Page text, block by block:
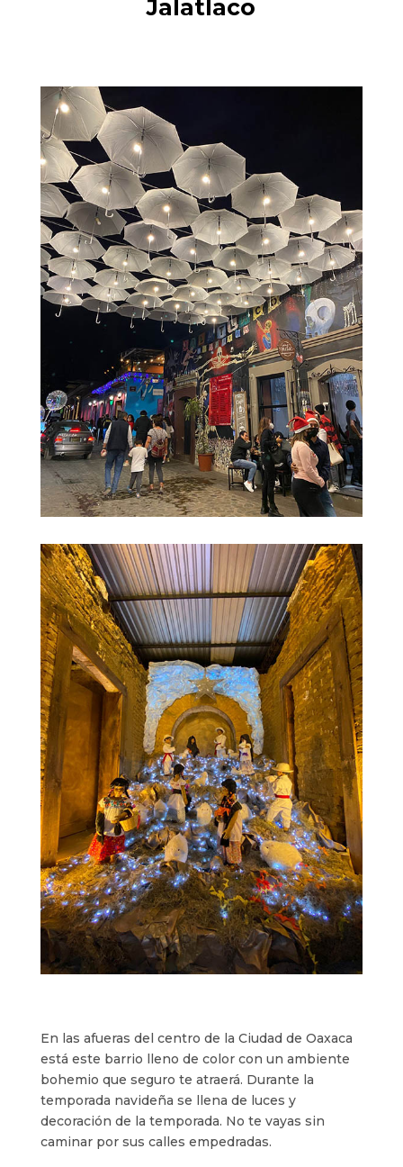
Jalatlaco
En las afueras del centro de la Ciudad de Oaxaca
está este barrio lleno de color con un ambiente
bohemio que seguro te atraerá. Durante la
temporada navideña se llena de luces y
decoración de la temporada. No te vayas sin
caminar por sus calles empedradas.